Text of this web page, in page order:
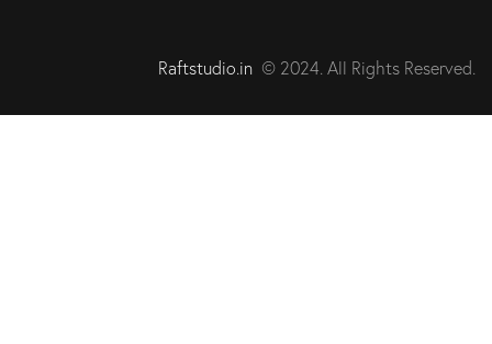
Raftstudio.in © 2024. All Rights Reserved.